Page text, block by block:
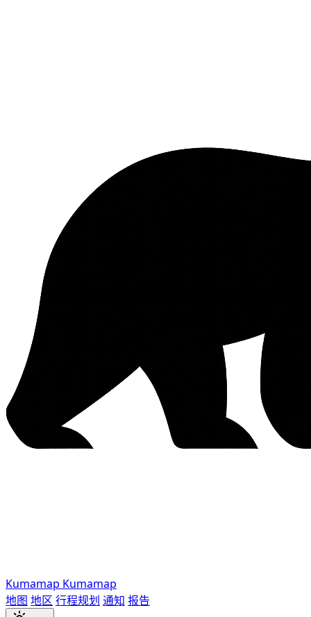
Kumamap Kumamap
地图 地区 行程规划 通知 报告